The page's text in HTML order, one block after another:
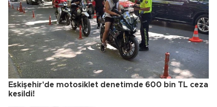
Eskişehir'de motosiklet denetimde 600 bin TL ceza
kesildi!